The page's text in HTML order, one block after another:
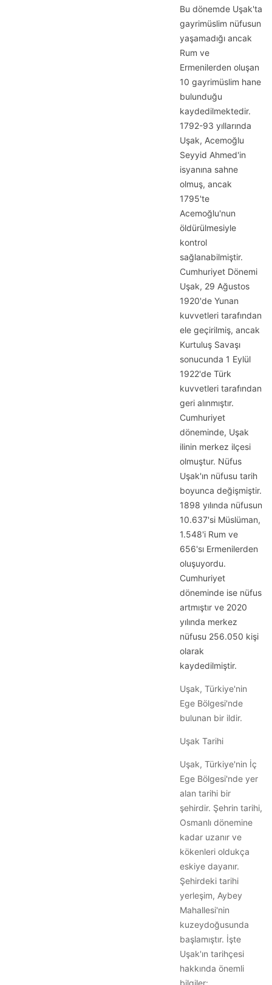
Bu dönemde Uşak'ta
gayrimüslim nüfusun
yaşamadığı ancak
Rum ve
Ermenilerden oluşan
10 gayrimüslim hane
bulunduğu
kaydedilmektedir.
1792-93 yıllarında
Uşak, Acemoğlu
Seyyid Ahmed'in
isyanına sahne
olmuş, ancak
1795'te
Acemoğlu'nun
öldürülmesiyle
kontrol
sağlanabilmiştir.
Cumhuriyet Dönemi
Uşak, 29 Ağustos
1920'de Yunan
kuvvetleri tarafından
ele geçirilmiş, ancak
Kurtuluş Savaşı
sonucunda 1 Eylül
1922'de Türk
kuvvetleri tarafından
geri alınmıştır.
Cumhuriyet
döneminde, Uşak
ilinin merkez ilçesi
olmuştur. Nüfus
Uşak'ın nüfusu tarih
boyunca değişmiştir.
1898 yılında nüfusun
10.637'si Müslüman,
1.548'i Rum ve
656'sı Ermenilerden
oluşuyordu.
Cumhuriyet
döneminde ise nüfus
artmıştır ve 2020
yılında merkez
nüfusu 256.050 kişi
olarak
kaydedilmiştir.
Uşak, Türkiye'nin
Ege Bölgesi'nde
bulunan bir ildir.
Uşak Tarihi
Uşak, Türkiye'nin İç
Ege Bölgesi'nde yer
alan tarihi bir
şehirdir. Şehrin tarihi,
Osmanlı dönemine
kadar uzanır ve
kökenleri oldukça
eskiye dayanır.
Şehirdeki tarihi
yerleşim, Aybey
Mahallesi'nin
kuzeydoğusunda
başlamıştır. İşte
Uşak'ın tarihçesi
hakkında önemli
bilgiler: